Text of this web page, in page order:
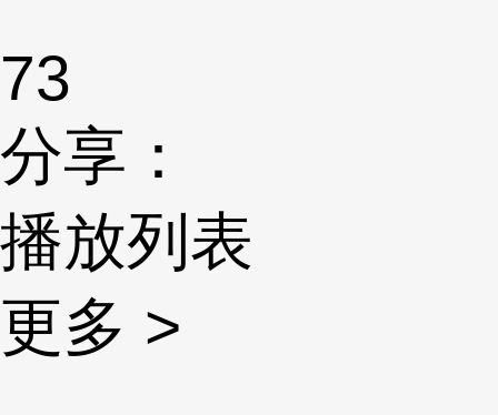
73
分享：
播放列表
更多 >